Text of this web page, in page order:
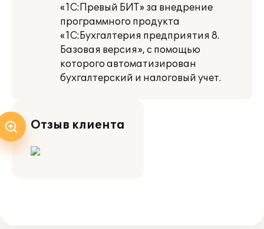
«1С:Превый БИТ» за внедрение
программного продукта
«1С:Бухгалтерия предприятия 8.
Базовая версия», с помощью
которого автоматизирован
бухгалтерский и налоговый учет.
Отзыв клиента